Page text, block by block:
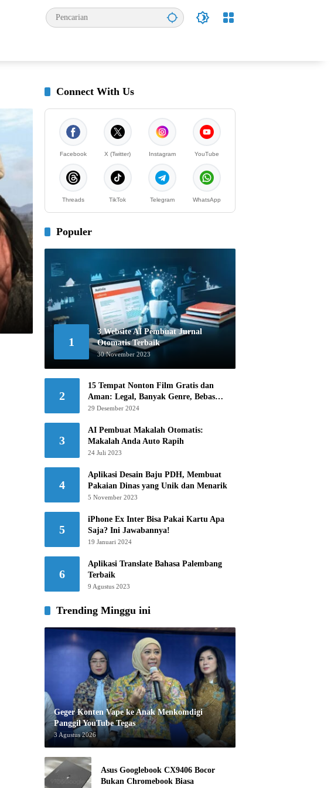
Connect With Us
Facebook X (Twitter) Instagram YouTube
Threads TikTok Telegram WhatsApp
Populer
1
3 Website AI Pembuat Jurnal
Otomatis Terbaik
30 November 2023
2
15 Tempat Nonton Film Gratis dan
Aman: Legal, Banyak Genre, Bebas
Khawatir!
29 Desember 2024
3
AI Pembuat Makalah Otomatis:
Makalah Anda Auto Rapih
24 Juli 2023
4
Aplikasi Desain Baju PDH, Membuat
Pakaian Dinas yang Unik dan Menarik
5 November 2023
5
iPhone Ex Inter Bisa Pakai Kartu Apa
Saja? Ini Jawabannya!
19 Januari 2024
6
Aplikasi Translate Bahasa Palembang
Terbaik
9 Agustus 2023
Trending Minggu ini
Geger Konten Vape ke Anak Menkomdigi
Panggil YouTube Tegas
3 Agustus 2026
Asus Googlebook CX9406 Bocor
Bukan Chromebook Biasa